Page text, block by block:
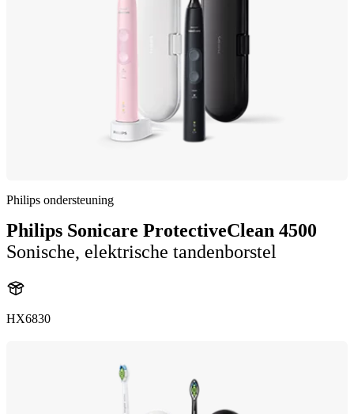
Philips ondersteuning
Philips Sonicare ProtectiveClean 4500
Sonische, elektrische tandenborstel
HX6830